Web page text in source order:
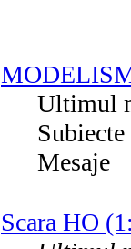
Ultimul
Subiecte
Mesaje
Scara HO